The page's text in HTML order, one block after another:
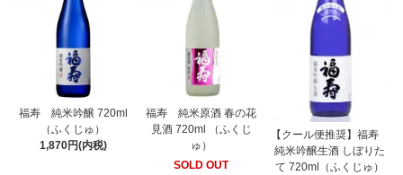
福寿 純米吟醸 720ml
（ふくじゅ）
1,870円(内税)
福寿 純米原酒 春の花
見酒 720ml （ふくじ
ゅ）
SOLD OUT
【クール便推奨】福寿
純米吟醸生酒 しぼりた
て 720ml（ふくじゅ）